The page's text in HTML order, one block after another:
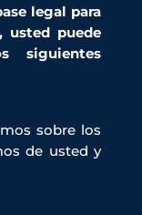
legal para
usted puede
siguientes
sobre los
de usted y